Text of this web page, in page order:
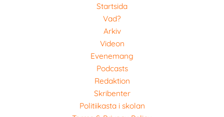
Startsida
Vad?
Arkiv
Videon
Evenemang
Podcasts
Redaktion
Skribenter
Politiikasta i skolan